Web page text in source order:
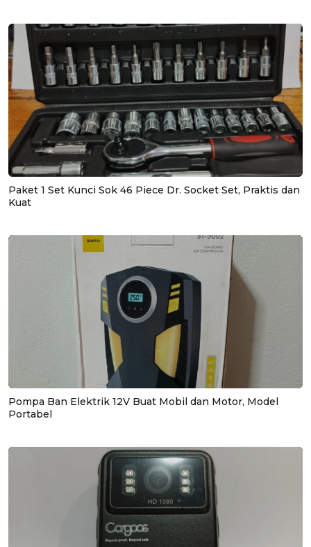
Paket 1 Set Kunci Sok 46 Piece Dr. Socket Set, Praktis dan
Kuat
Pompa Ban Elektrik 12V Buat Mobil dan Motor, Model
Portabel